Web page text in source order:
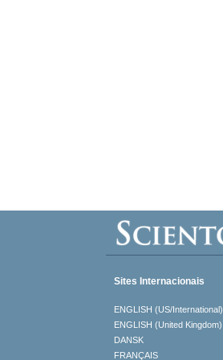
Sites Internacionais
ENGLISH (US/International)
ENGLISH (United Kingdom)
DANSK
FRANÇAIS